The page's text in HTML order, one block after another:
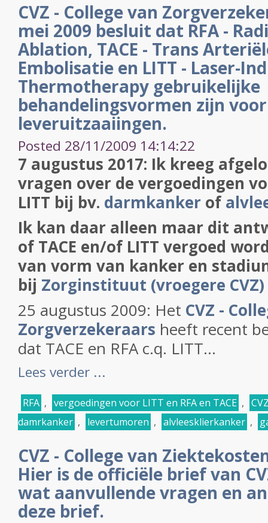
CVZ - College van
mei 2009 besluit dat RFA -
Ablation, TACE - Trans
Embolisatie en LITT - Laser-
Thermotherapy gebruikelijke
behandelingsvormen zijn voor
leveruitzaaiingen.
Posted 28/11/2009 14:14:22
7 augustus 2017: Ik kreeg
vragen over de vergoedingen
LITT bij bv. darmkanker of
Ik kan daar alleen maar dit
of TACE en/of LITT vergoed
van vorm van kanker en
bij Zorginstituut (vroegere
25 augustus 2009: Het CVZ -
Zorgverzekeraars heeft recent
dat TACE en RFA c.q. LITT...
Lees verder ...
RFA , vergoedingen voor LITT en RFA en TACE ,
damrkanker , levertumoren , alvleesklierkanker ,
CVZ - College van
Hier is de officiële brief van
wat aanvullende vragen en
deze brief.